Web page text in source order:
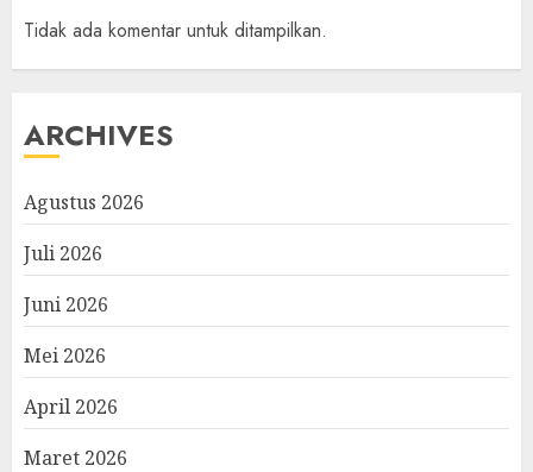
Tidak ada komentar untuk ditampilkan.
ARCHIVES
Agustus 2026
Juli 2026
Juni 2026
Mei 2026
April 2026
Maret 2026